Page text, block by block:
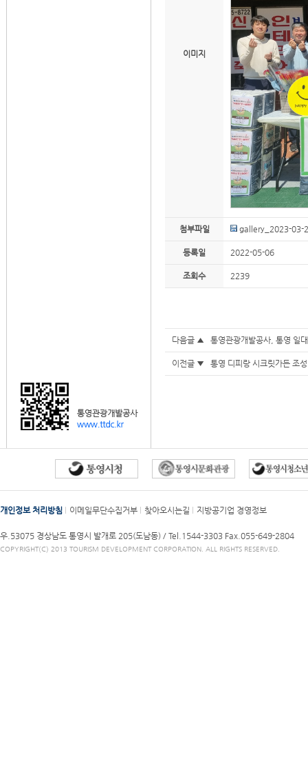
이미지
첨부파일 gallery_2023-03-
등록일 2022-05-06
조회수 2239
다음글 ▲ 통영관광개발공사, 통영 일
이전글 ▼ 통영 디피랑 시크릿가든 조성
개인정보 처리방침 이메일무단수집거부 찾아오시는길 지방공기업 경영정보
우.53075 경상남도 통영시 발개로 205(도남동) / Tel.1544-3303 Fax.055-649-2804
COPYRIGHT(C) 2013 TOURISM DEVELOPMENT CORPORATION. ALL RIGHTS RESERVED.